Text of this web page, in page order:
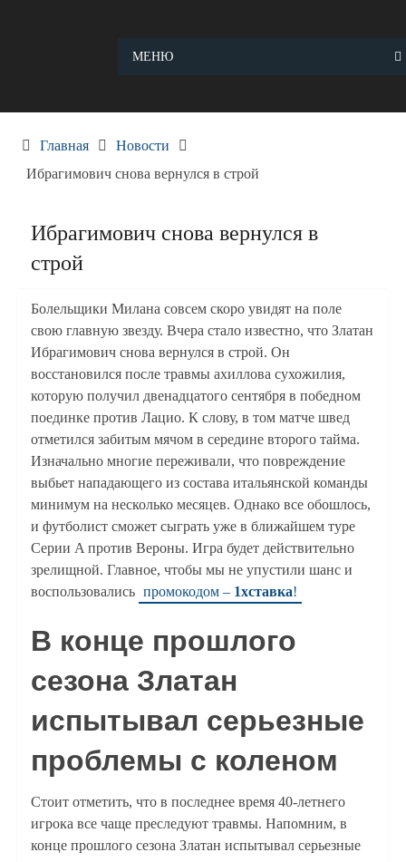
МЕНЮ
Главная
Новости
Ибрагимович снова вернулся в строй
Ибрагимович снова вернулся в
строй
Болельщики Милана совсем скоро увидят на поле
свою главную звезду. Вчера стало известно, что Златан
Ибрагимович снова вернулся в строй. Он
восстановился после травмы ахиллова сухожилия,
которую получил двенадцатого сентября в победном
поединке против Лацио. К слову, в том матче швед
отметился забитым мячом в середине второго тайма.
Изначально многие переживали, что повреждение
выбьет нападающего из состава итальянской команды
минимум на несколько месяцев. Однако все обошлось,
и футболист сможет сыграть уже в ближайшем туре
Серии A против Вероны. Игра будет действительно
зрелищной. Главное, чтобы мы не упустили шанс и
воспользовались промокодом – 1хставка!
В конце прошлого
сезона Златан
испытывал серьезные
проблемы с коленом
Стоит отметить, что в последнее время 40-летнего
игрока все чаще преследуют травмы. Напомним, в
конце прошлого сезона Златан испытывал серьезные